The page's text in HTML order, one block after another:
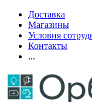
Доставка
Магазины
Условия
Контакты
...